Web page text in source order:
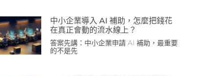
中小企業導入 AI 補助，怎麼把錢花
在真正會動的流水線上？
答案先講：中小企業申請 AI 補助，最重要
的不是先